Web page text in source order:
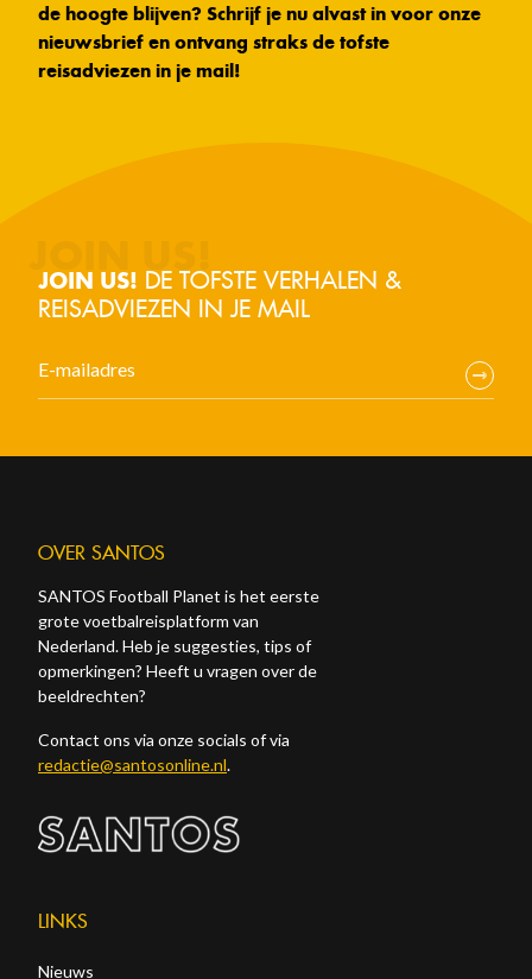
de hoogte blijven? Schrijf je nu alvast in voor onze
nieuwsbrief en ontvang straks de tofste
reisadviezen in je mail!
JOIN US! DE TOFSTE VERHALEN &
REISADVIEZEN IN JE MAIL
OVER SANTOS
SANTOS Football Planet is het eerste
grote voetbalreisplatform van
Nederland. Heb je suggesties, tips of
opmerkingen? Heeft u vragen over de
beeldrechten?
Contact ons via onze socials of via
redactie@santosonline.nl.
LINKS
Nieuws